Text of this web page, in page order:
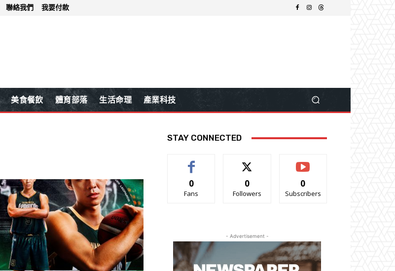
聯絡我們 我要付款
美食餐飲 體育部落 生活命理 產業科技
STAY CONNECTED
0
Fans
0
Followers
0
Subscribers
- Advertisement -